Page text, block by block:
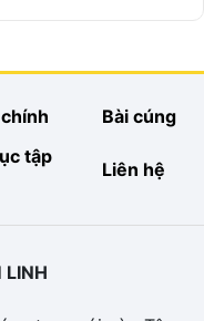
Bài cúng
tập
Liên hệ
LINH